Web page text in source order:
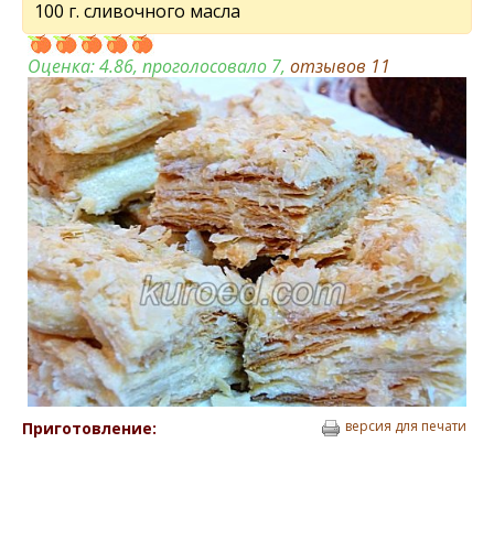
100 г. сливочного масла
Оценка:4.86, проголосовало 7, отзывов 11
Приготовление: версия для печати